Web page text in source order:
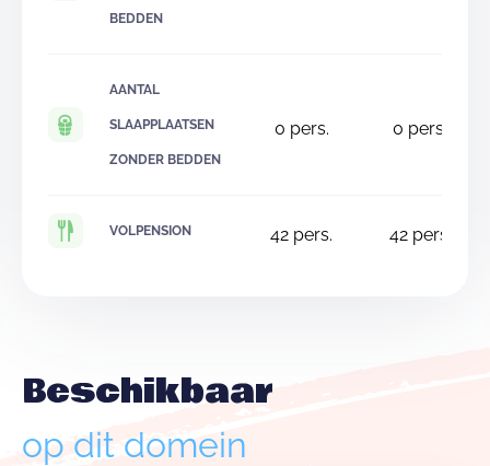
BEDDEN
AANTAL
SLAAPPLAATSEN
ZONDER BEDDEN
0 pers. 0 pers.
VOLPENSION 42 pers. 42pers.
Beschikbaar
op dit domein